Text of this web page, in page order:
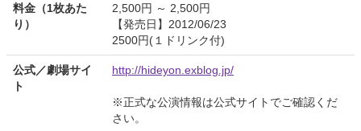
料金（1枚あた
り）
2,500円 ～ 2,500円
【発売日】2012/06/23
2500円(１ドリンク付)
公式／劇場サイ
ト
http://hideyon.exblog.jp/
※正式な公演情報は公式サイトでご確認くだ
さい。